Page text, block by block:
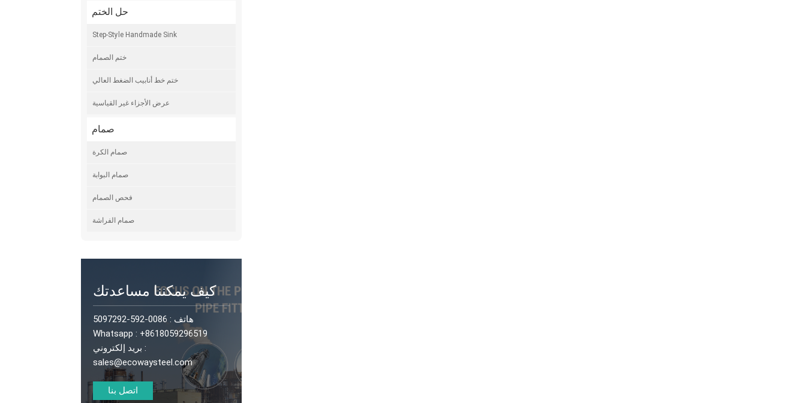
حل الختم
Step-Style Handmade Sink
ختم الصمام
ختم خط أنابيب الضغط العالي
عرض الأجزاء غير القياسية
صمام
صمام الكرة
صمام البوابة
فحص الصمام
صمام الفراشة
كيف يمكننا مساعدتك
هاتف : 0086-592-5097292
Whatsapp : +8618059296519
بريد إلكتروني :
sales@ecowaysteel.com
اتصل بنا